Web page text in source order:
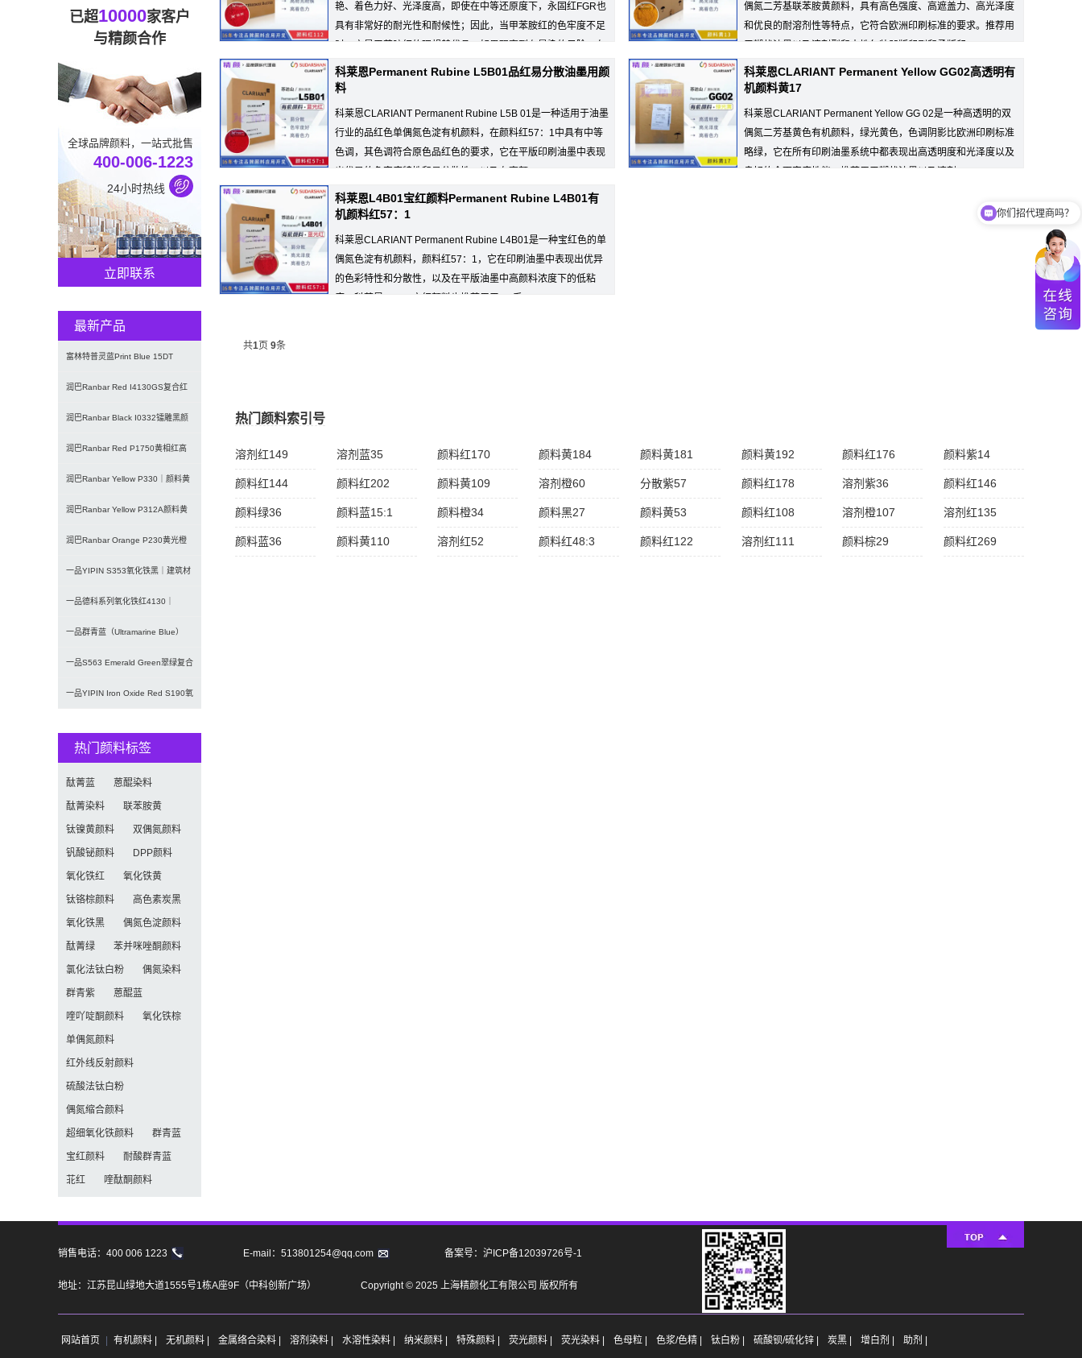
艳、着色力好、光泽度高，即使在中等还原度下，永固红FGR也
具有非常好的耐光性和耐候性；因此，当甲苯胺红的色牢度不足
适当的初步试...
偶氮二芳基联苯胺黄颜料，具有高色强度、高遮盖力、高光泽度
和优良的耐溶剂性等特点，它符合欧洲印刷标准的要求。推荐用
科莱恩Permanent Rubine L5B01品红易分散油墨用颜
料
科莱恩CLARIANT Permanent Rubine L5B 01是一种适用于油墨
行业的品红色单偶氮色淀有机颜料，在颜料红57：1中具有中等
色调，其色调符合原色品红色的要求，它在平版印刷油墨中表现
科莱恩CLARIANT Permanent Yellow GG02高透明有
机颜料黄17
科莱恩CLARIANT Permanent Yellow GG 02是一种高透明的双
偶氮二芳基黄色有机颜料，绿光黄色，色调阴影比欧洲印刷标准
略绿，它在所有印刷油墨系统中都表现出高透明度和光泽度以及
科莱恩L4B01宝红颜料Permanent Rubine L4B01有
机颜料红57：1
科莱恩CLARIANT Permanent Rubine L4B01是一种宝红色的单
偶氮色淀有机颜料，颜料红57：1，它在印刷油墨中表现出优异
的色彩特性和分散性，以及在平版油墨中高颜料浓度下的低粘
共1页 9条
热门颜料索引号
溶剂红149 溶剂蓝35 颜料红170 颜料黄184 颜料黄181 颜料黄192 颜料红176 颜料紫14
颜料红144 颜料红202 颜料黄109 溶剂橙60 分散紫57 颜料红178 溶剂紫36 颜料红146
颜料绿36 颜料蓝15:1 颜料橙34 颜料黑27 颜料黄53 颜料红108 溶剂橙107 溶剂红135
颜料蓝36 颜料黄110 溶剂红52 颜料红48:3 颜料红122 溶剂红111 颜料棕29 颜料红269
已超10000家客户
与精颜合作
全球品牌颜料，一站式批售
400-006-1223
24小时热线
立即联系
最新产品
富林特普灵蓝Print Blue 15DT
7072酞菁蓝颜
润巴Ranbar Red I4130GS复合红
颜料｜替代铅铬
润巴Ranbar Black I0332镭雕黑颜
料｜激光打印
润巴Ranbar Red P1750黄相红高
性能DPP有机颜
润巴Ranbar Yellow P330｜颜料黄
3（PY3）
润巴Ranbar Yellow P312A颜料黄
12｜双偶氮
润巴Ranbar Orange P230黄光橙
有机颜料｜颜料
一品YIPIN S353氧化铁黑｜建筑材
料与涂料用无机黑色颜
一品德科系列氧化铁红4130｜
Detech超微细低粘度氧化铁
一品群青蓝（Ultramarine Blue）
U02/U03
一品S563 Emerald Green翠绿复合
颜料 | 水
一品YIPIN Iron Oxide Red S190氧
热门颜料标签
酞菁蓝 蒽醌染料
酞菁染料 联苯胺黄
钛镍黄颜料 双偶氮颜料
钒酸铋颜料 DPP颜料
氧化铁红 氧化铁黄
钛铬棕颜料 高色素炭黑
氧化铁黑 偶氮色淀颜料
酞菁绿 苯并咪唑酮颜料
氯化法钛白粉 偶氮染料
群青紫 蒽醌蓝
喹吖啶酮颜料 氧化铁棕
单偶氮颜料
红外线反射颜料
硫酸法钛白粉
偶氮缩合颜料
超细氧化铁颜料 群青蓝
宝红颜料 耐酸群青蓝
苝红 喹酞酮颜料
销售电话：400 006 1223 E-mail：513801254@qq.com 备案号：沪ICP备12039726号-1
地址：江苏昆山绿地大道1555号1栋A座9F（中科创新广场） Copyright © 2025 上海精颜化工有限公司 版权所有
网站首页 有机颜料 | 无机颜料 | 金属络合染料 | 溶剂染料 | 水溶性染料 | 纳米颜料 | 特殊颜料 | 荧光颜料 | 荧光染料 | 色母粒 | 色浆/色精 | 钛白粉 | 硫酸钡/硫化锌 | 炭黑 | 增白剂 | 助剂 |
你们有免费样品提供吗？